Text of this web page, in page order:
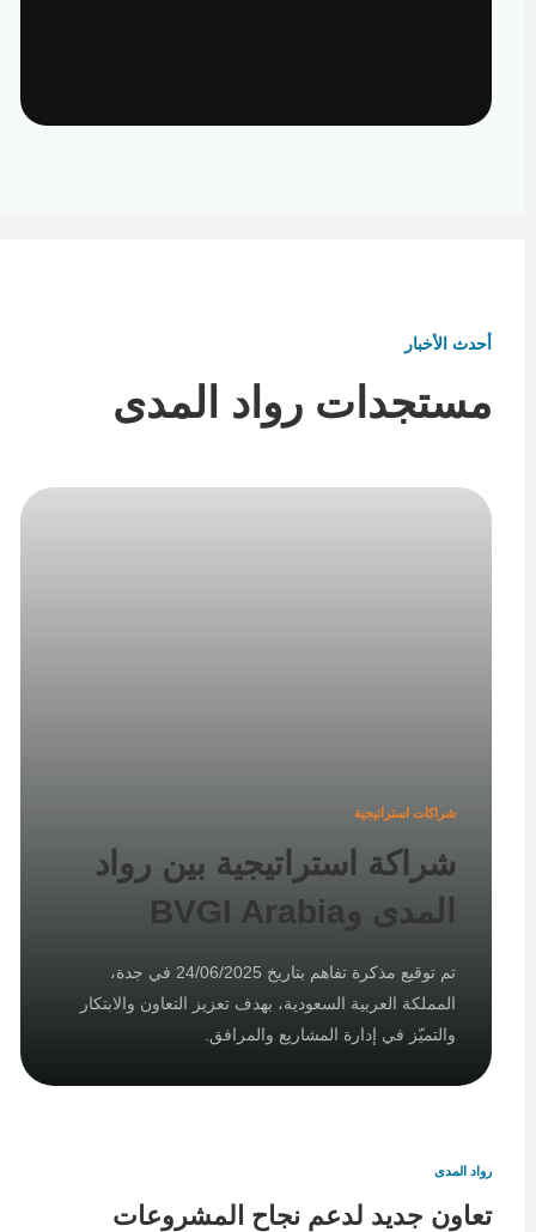
أحدث الأخبار
مستجدات رواد المدى
شراكات استراتيجية
شراكة استراتيجية بين رواد
المدى وBVGI Arabia
تم توقيع مذكرة تفاهم بتاريخ 24/06/2025 في جدة،
المملكة العربية السعودية، بهدف تعزيز التعاون والابتكار
والتميّز في إدارة المشاريع والمرافق.
رواد المدى
تعاون جديد لدعم نجاح المشروعات